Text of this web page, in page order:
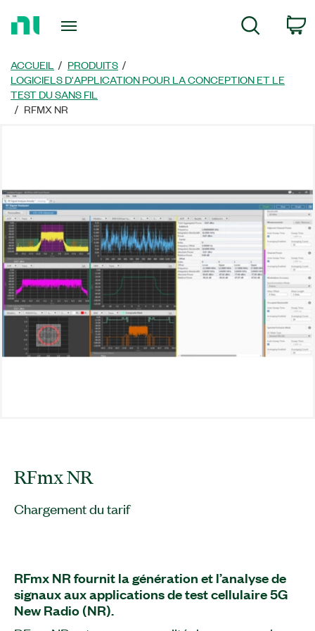
page
d’accueil
ACCUEIL
PRODUITS
LOGICIELS D'APPLICATION POUR LA CONCEPTION ET LE
TEST DU SANS FIL
RFMX NR
RFmx NR
Chargement du tarif
RFmx NR fournit la génération et l’analyse de
signaux aux applications de test cellulaire 5G
New Radio (NR).